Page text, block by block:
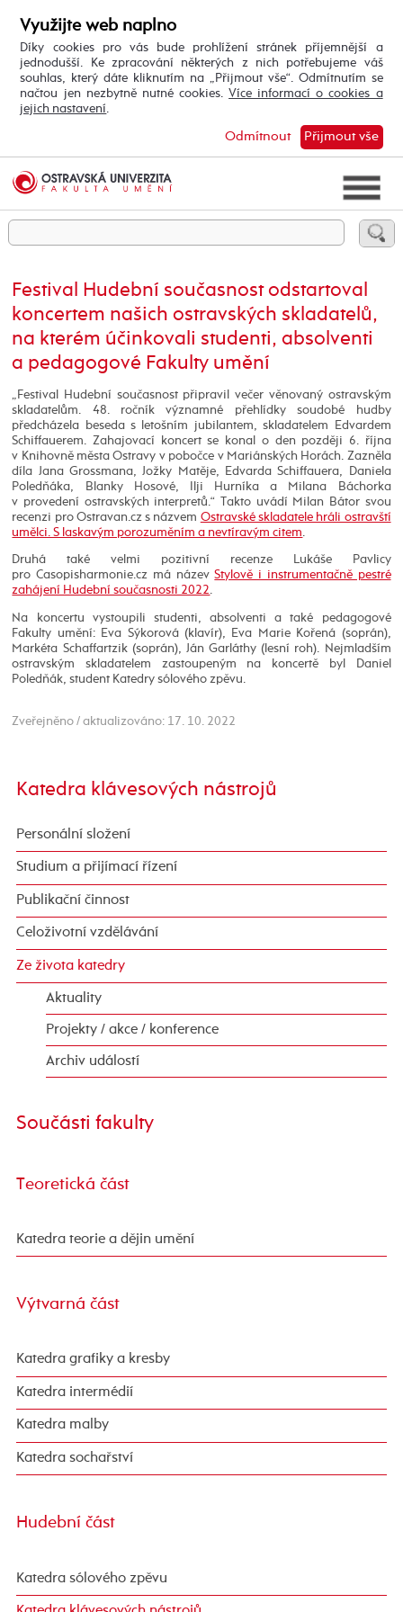
Využijte web naplno
Díky cookies pro vás bude prohlížení stránek příjemnější a
jednodušší. Ke zpracování některých z nich potřebujeme váš
souhlas, který dáte kliknutím na „Přijmout vše“. Odmítnutím se
načtou jen nezbytně nutné cookies.Více informací o cookies a
jejich nastavení
Přijmout vše
Odmítnout
Festival Hudební současnost odstartoval
koncertem našich ostravských skladatelů,
na kterém účinkovali studenti, absolventi
a pedagogové Fakulty umění
„Festival Hudební současnost připravil večer věnovaný ostravským
skladatelům. 48. ročník významné přehlídky soudobé hudby
předcházela beseda s letošním jubilantem, skladatelem Edvardem
Schiffauerem. Zahajovací koncert se konal o den později 6. října
v Knihovně města Ostravy v pobočce v Mariánských Horách. Zazněla
díla Jana Grossmana, Jožky Matěje, Edvarda Schiffauera, Daniela
Poledňáka, Blanky Hosové, Ilji Hurníka a Milana Báchorka
v provedení ostravských interpretů.“ Takto uvádí Milan Bátor svou
recenzi pro Ostravan.cz s názvem Ostravské skladatele hráli ostravští
umělci. S laskavým porozuměním a nevtíravým citem
Druhá také velmi pozitivní recenze Lukáše Pavlicy
pro Casopisharmonie.cz má názevStylově i instrumentačně pestré
zahájení Hudební současnosti 2022.
Na koncertu vystoupili studenti, absolventi a také pedagogové
Fakulty umění: Eva Sýkorová (klavír), Eva Marie Kořená (soprán),
Markéta Schaffartzik (soprán), Ján Garláthy (lesní roh). Nejmladším
ostravským skladatelem zastoupeným na koncertě byl Daniel
Poledňák, student Katedry sólového zpěvu.
Zveřejněno / aktualizováno: 17. 10. 2022
Katedra klávesových nástrojů
Personální složení
Studium a přijímací řízení
Publikační činnost
Celoživotní vzdělávání
Ze života katedry
Aktuality
Projekty / akce / konference
Archiv událostí
Součásti fakulty
Teoretická část
Katedra teorie a dějin umění
Výtvarná část
Katedra grafiky a kresby
Katedra intermédií
Katedra malby
Katedra sochařství
Hudební část
Katedra sólového zpěvu